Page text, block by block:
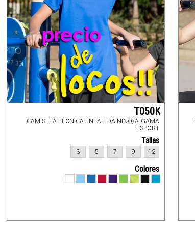
T050K
CAMISETA TECNICA ENTALLDA NIÑO/A-GAMA
ESPORT
Tallas
12
9
7
5
3
Colores